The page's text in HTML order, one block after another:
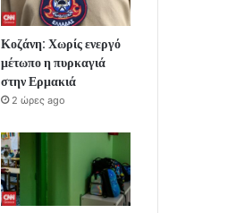
Κοζάνη: Χωρίς ενεργό
μέτωπο η πυρκαγιά
στην Ερμακιά
2 ώρες ago